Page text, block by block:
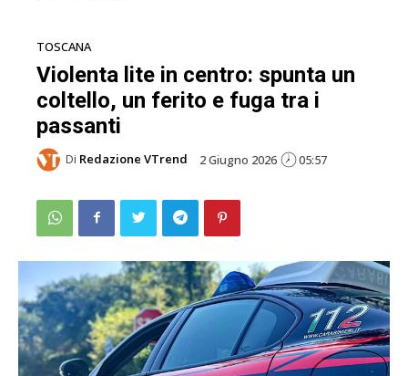
TOSCANA
Violenta lite in centro: spunta un
coltello, un ferito e fuga tra i
passanti
Di Redazione VTrend 2 Giugno 2026 05:57